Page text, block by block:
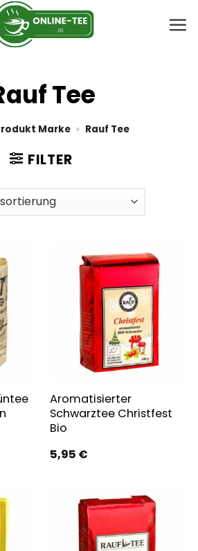
Tee
Marke » Rauf Tee
FILTER
Aromatisierter
Schwarztee Christfest
Bio
5,95 €